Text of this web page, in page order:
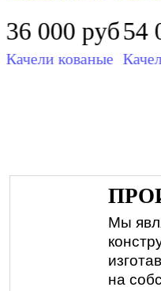
36 000 руб
Качели кованые
54
Мы
на